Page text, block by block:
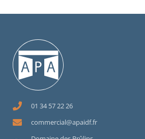
01 34 57 22 26
commercial@apaidf.fr